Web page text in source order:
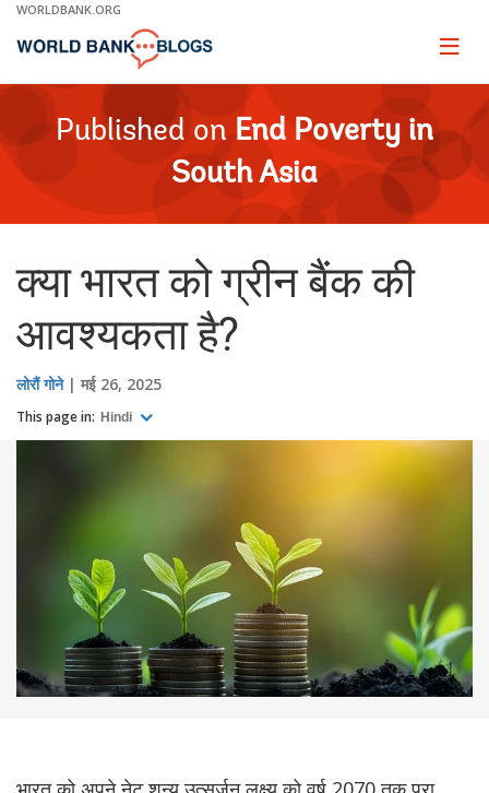
Skip
Main
WORLDBANK.ORG
Page
Published on End Poverty in
South Asia
क्या भारत को ग्रीन बैंक की
आवश्यकता है?
लोरौं गोने मई 26, 2025
This page in: Hindi